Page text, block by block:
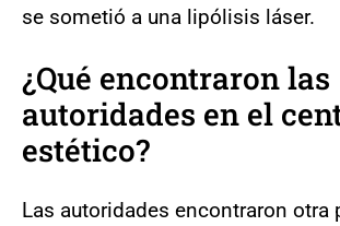
se sometió a una lipólisis láser.
¿Qué encontraron las
autoridades en el
estético?
Las autoridades encontraron otra